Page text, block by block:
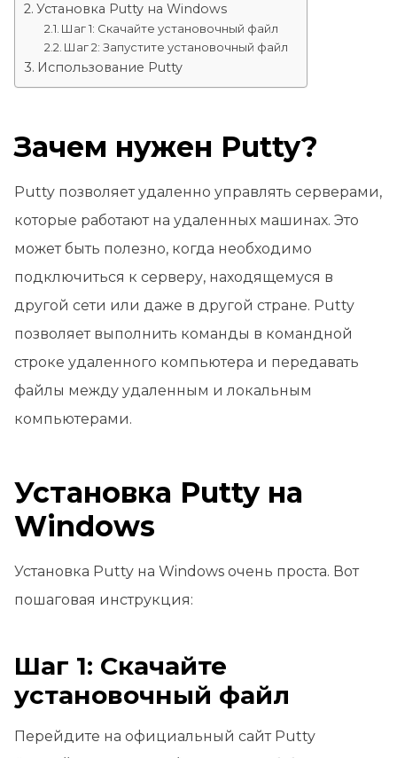
Установка Putty на Windows
Шаг 1: Скачайте установочный файл
Шаг 2: Запустите установочный файл
Использование Putty
Зачем нужен Putty?
Putty позволяет удаленно управлять серверами,
которые работают на удаленных машинах. Это
может быть полезно, когда необходимо
подключиться к серверу, находящемуся в
другой сети или даже в другой стране. Putty
позволяет выполнить команды в командной
строке удаленного компьютера и передавать
файлы между удаленным и локальным
компьютерами.
Установка Putty на
Windows
Установка Putty на Windows очень проста. Вот
пошаговая инструкция:
Шаг 1: Скачайте
установочный файл
Перейдите на официальный сайт Putty